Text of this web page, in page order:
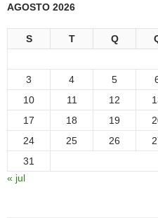
AGOSTO 2026
S T Q
3
4 5
10
11 12
17
18 19
24
25 26
31
« jul